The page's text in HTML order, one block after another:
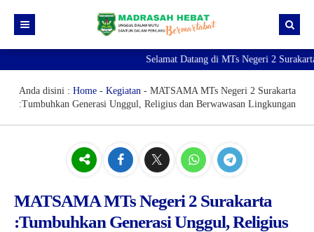
Berita
Sejarah Madrasah
Struktur Organisasi
Guru & Tendik
Raport Digital Madrasah
Simpatika
Kesiswaan
Ekstrakurikuler
PMBM 2026/2027
Selamat Datang di MTs Negeri 2 Surakarta
Anda disini : Home- Kegiatan- MATSAMA MTs Negeri 2 Surakarta
:Tumbuhkan Generasi Unggul, Religius dan Berwawasan Lingkungan
MATSAMA MTs Negeri 2 Surakarta
:Tumbuhkan Generasi Unggul, Religius